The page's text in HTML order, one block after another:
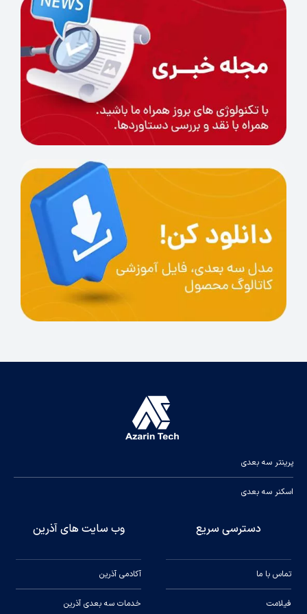
قطر فیلامنت:
تلرانس قطر:±0.03 میلی‌متر
این فیلامنت با جلوه ابریشمی خود، انتخابی ایده‌آل
برای ساخت اشیای تزئینی، گلدان‌های زیبا،
مجسمه‌های خلاقانه و آثار هنری جذاب است.
پروژه‌های DIY و آموزشی
اگر به دنبال الهام‌بخشی در کلاس‌های آموزشی یا
کیفیت بالا و کارایی ساده، تجربه‌ای دلپذیر را فراهم
کاربردهای حرفه‌ای
برای حرفه‌ای‌هایی که به دنبال چاپ قطعات با کیفیت
پرینتر سه بعدی
اسکنر سه بعدی
دسترسی سریع
تماس با ما
فیلامت
وب سایت های آذرین
آکادمی آذرین
خدمات سه بعدی آذرین